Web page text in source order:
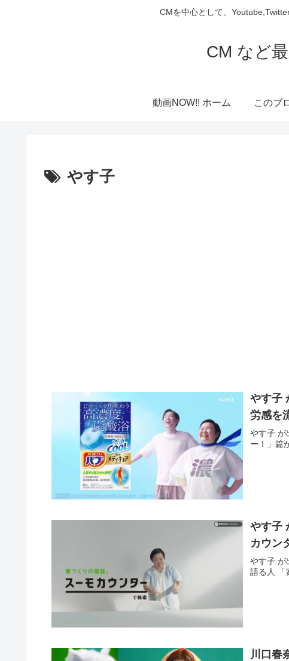
CMを中心として、
CM など
動画NOW!! ホーム このブ
やす子
やす子
労感を
やす子 が
ー！」篇
やす子
カウン
やす子 が
語る人 「
川口春